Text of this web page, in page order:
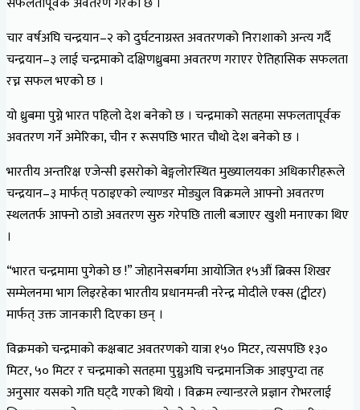
चार वर्षअघि चन्द्रयान–२ को दुर्घटनाग्रस्त अवतरणको निराशाको अन्त्य गर्दै
चन्द्रयान–३ लाई चन्द्रमाको दक्षिणध्रुबमा अवतरण गराएर ऐतिहासिक सफलता
रच्न सफल भएको छ ।
यो ध्रुबमा पुग्ने भारत पहिलो देश बनेको छ । चन्द्रमाको सतहमा सफलतापूर्वक
अवतरण गर्ने अमेरिका, चीन र रूसपछि भारत चौथो देश बनेको छ ।
भारतीय अन्तरिक्ष एजेन्सी इसरोको बेङ्गलोरस्थित मुख्यालयका अधिकारीहरूले
चन्द्रयान–३ मार्फत् पठाइएको ल्याण्डर मोड्युल विक्रमले आफ्नो अवतरण
स्थलतर्फ आफ्नो ठाडो अवतरण सुरु गरेपछि ताली बजाएर खुशी मनाएका थिए
।
“भारत चन्द्रमामा पुगेको छ !” जोहानेसबर्गमा आयोजित १५औं ब्रिक्स शिखर
सम्मेलनमा भाग लिइरहेका भारतीय प्रधानमन्त्री नरेन्द्र मोदीले एक्स (ट्वीटर)
मार्फत् उक्त जानकारी दिएका छन् ।
विक्रमको चन्द्रमाको कक्षबाट अवतरणको यात्रा १५० मिटर, त्यसपछि १३०
मिटर, ५० मिटर र चन्द्रमाको सतहमा पुग्नुअघि चन्द्रमानजिक आइपुग्दा तह
अनुसार यसको गति घट्दै गएको थियो । विक्रम ल्यान्डरले प्रज्ञान रोभरलाई